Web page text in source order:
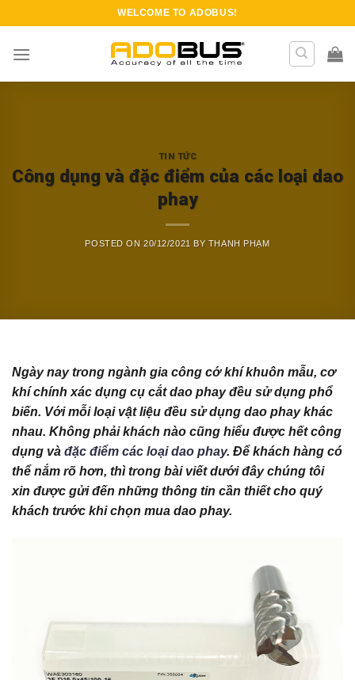
to
content
WELCOME TO ADOBUS!
TIN TỨC
Công dụng và đặc điểm của các loại dao
phay
POSTED ON20/12/2021 BY THANH PHẠM
Ngày nay trong ngành gia công cớ khí khuôn mẫu, cơ
khí chính xác dụng cụ cắt dao phay đều sử dụng phổ
biến. Với mỗi loại vật liệu đều sử dụng dao phay khác
nhau. Không phải khách nào cũng hiểu được hết công
dụng và đặc điểm các loại dao phay. Để khách hàng có
thể nắm rõ hơn, thì trong bài viết dưới đây chúng tôi
xin được gửi đến những thông tin cần thiết cho quý
khách trước khi chọn mua dao phay.